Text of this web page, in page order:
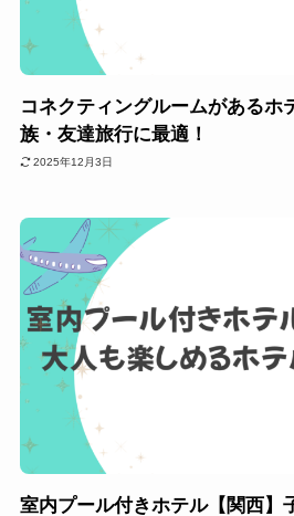
コネクティングルームがあるホ
族・友達旅行に最適！
2025年12月3日
室内プール付きホテル【関西】